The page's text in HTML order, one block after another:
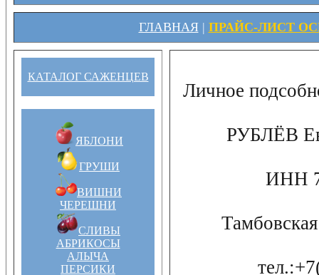
ГЛАВНАЯ| ПРАЙС-ЛИСТ
КАТАЛОГ САЖЕНЦЕВ
ЯБЛОНИ
ГРУШИ
ВИШНИ
ЧЕРЕШНИ
СЛИВЫ
АБРИКОСЫ
АЛЫЧА
ПЕРСИКИ
Личное
РУБЛЁВ
ИНН